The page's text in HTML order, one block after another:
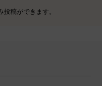
稿ができます。